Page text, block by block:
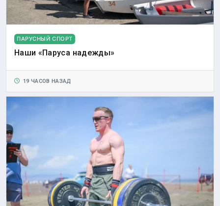
ПАРУСНЫЙ СПОРТ
Наши «Паруса надежды»
19 ЧАСОВ НАЗАД